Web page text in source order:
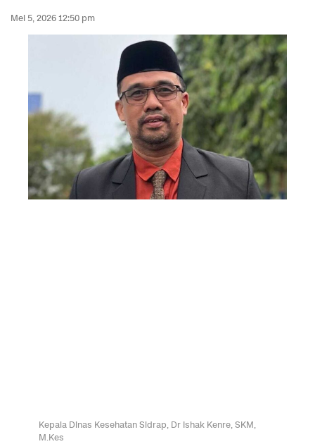
Mei 5, 2026 12:50 pm
Kepala Dinas Kesehatan Sidrap, Dr Ishak Kenre, SKM,
M.Kes